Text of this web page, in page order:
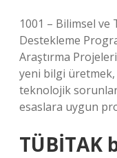
1001 – Bilimsel
Destekleme
Araştırma
yeni bilgi
teknolojik
esaslara uygun
TÜBİTAK